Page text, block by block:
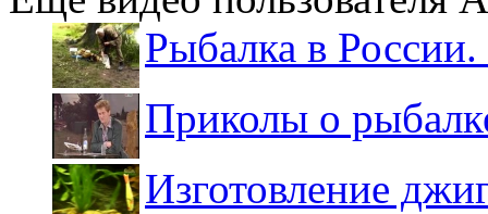
Рыбалка в
Приколы о
Изготовление